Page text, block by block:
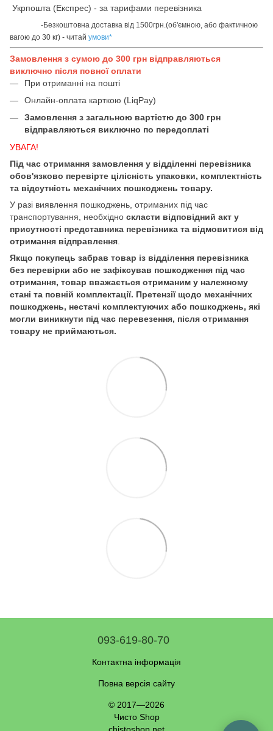
Укрпошта (Експрес) - за тарифами перевізника
-Безкоштовна доставка від 1500грн.(об'ємною, або фактичною
вагою до 30 кг) - читай умови*
Замовлення з сумою до 300 грн відправляються
виключно після повної оплати
При отриманні на пошті
Онлайн-оплата карткою (LiqPay)
Замовлення з загальною вартістю до 300 грн
відправляються виключно по передоплаті
УВАГА!
Під час отримання замовлення у відділенні перевізника
обов'язково перевірте цілісність упаковки, комплектність
та відсутність механічних пошкоджень товару.
У разі виявлення пошкоджень, отриманих під час
транспортування, необхідно скласти відповідний акт у
присутності представника перевізника та відмовитися від
отримання відправлення
Якщо покупець забрав товар із відділення перевізника
без перевірки або не зафіксував пошкодження під час
отримання, товар вважається отриманим у належному
стані та повній комплектації. Претензії щодо механічних
пошкоджень, нестачі комплектуючих або пошкоджень, які
могли виникнути під час перевезення, після отримання
товару не приймаються.
093-619-80-70
Контактна інформація
Повна версія сайту
© 2017—2026
Чисто Shop